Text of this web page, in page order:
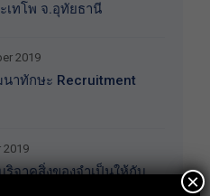
เทโพ จ.อุทัยธานี
2019
าทักษะ Recruitment
2019
ริจาคสิ่งของจำเป็นให้กับ
×